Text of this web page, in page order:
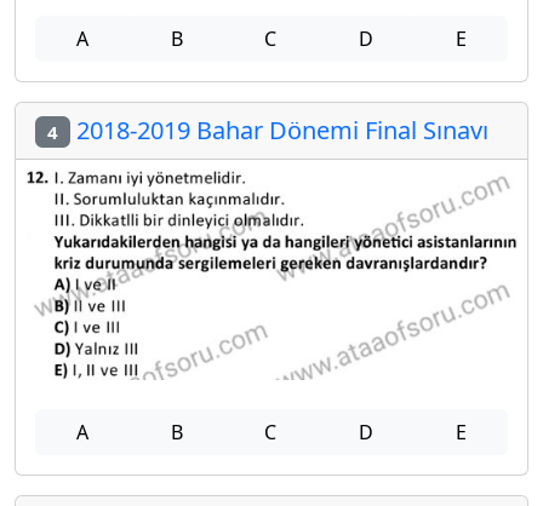
A B C D E
4 2018-2019 Bahar Dönemi Final Sınavı
A B C D E